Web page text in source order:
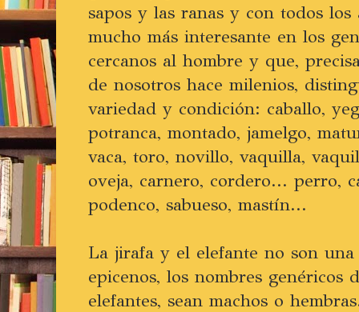
sapos y las ranas y con todos
mucho más interesante en los
cercanos al hombre y que,
de nosotros hace milenios,
variedad y condición: caballo,
potranca, montado, jamelgo,
vaca, toro, novillo, vaquilla,
oveja, carnero, cordero... perro,
podenco, sabueso, mastín...
La jirafa y el elefante no son
epicenos, los nombres genéricos
elefantes, sean machos o